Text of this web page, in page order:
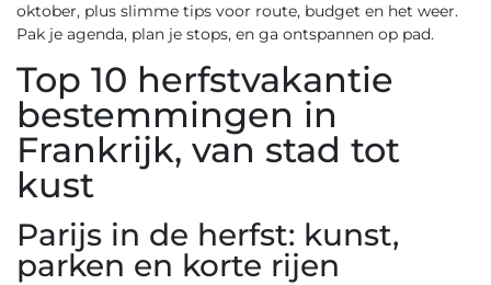
oktober, plus slimme tips voor route, budget en het weer.
Pak je agenda, plan je stops, en ga ontspannen op pad.
Top 10 herfstvakantie
bestemmingen in
Frankrijk, van stad tot
kust
Parijs in de herfst: kunst,
parken en korte rijen